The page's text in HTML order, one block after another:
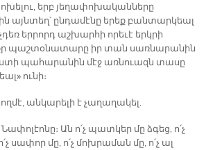
երբ յեղափոխականները
այնտեղ՝ ընդամէնը երեք բանտարկեալ
երրորդ աշխարհի որեւէ երկրի
պաշտօնատարը իր տան սառնարանին
պահարանին մէջ առնուազն տասը
ունի։
անկարելի է չաղաղակել.
Նափոլէոնը։ Ան ո՛չ պատկեր մը ձգեց, ո՛չ
սափոր մը, ո՛չ մոխրաման մը, ո՛չ ալ